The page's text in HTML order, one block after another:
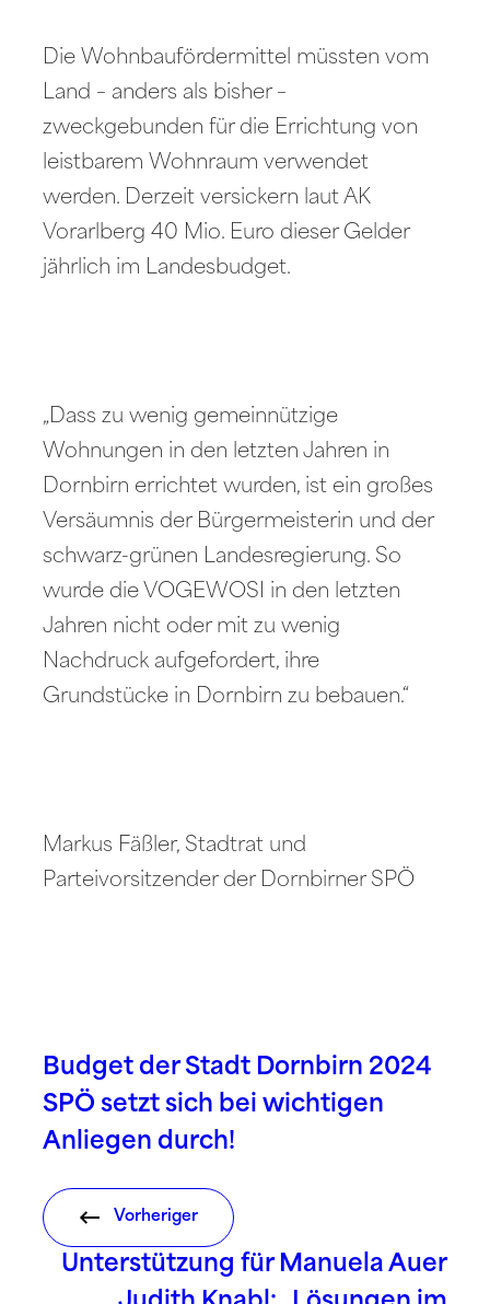
Die Wohnbaufördermittel müssten vom
Land – anders als bisher –
zweckgebunden für die Errichtung von
leistbarem Wohnraum verwendet
werden. Derzeit versickern laut AK
Vorarlberg 40 Mio. Euro dieser Gelder
jährlich im Landesbudget.
„Dass zu wenig gemeinnützige
Wohnungen in den letzten Jahren in
Dornbirn errichtet wurden, ist ein großes
Versäumnis der Bürgermeisterin und der
schwarz-grünen Landesregierung. So
wurde die VOGEWOSI in den letzten
Jahren nicht oder mit zu wenig
Nachdruck aufgefordert, ihre
Grundstücke in Dornbirn zu bebauen.“
Markus Fäßler, Stadtrat und
Parteivorsitzender der Dornbirner SPÖ
Budget der Stadt Dornbirn 2024
SPÖ setzt sich bei wichtigen
Anliegen durch!
Vorheriger
Unterstützung für Manuela Auer